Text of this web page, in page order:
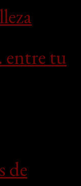
tu
de